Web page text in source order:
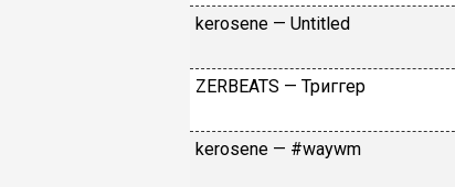
​kеrоsеnе — Untitlеd
ZЕRBЕАТS — Tpиггep
​kеrоsеnе — #wаywm